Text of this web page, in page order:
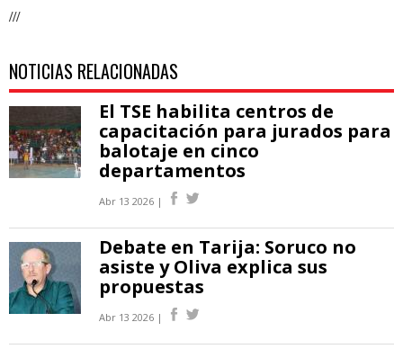
///
NOTICIAS RELACIONADAS
El TSE habilita centros de
capacitación para jurados para
balotaje en cinco
departamentos
Abr 13 2026 |
Debate en Tarija: Soruco no
asiste y Oliva explica sus
propuestas
Abr 13 2026 |